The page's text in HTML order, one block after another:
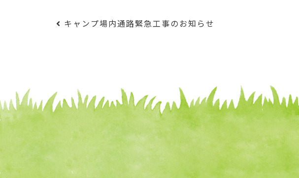
投稿ナビゲーション
キャンプ場内通路緊急工事のお知らせ